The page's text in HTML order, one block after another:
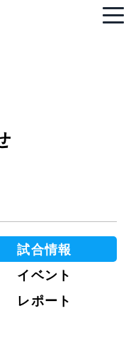
試合情報
イベント
レポート